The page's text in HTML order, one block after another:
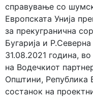
справување со
Европската Унија
за прекугранична
Бугарија и
31.08.2021 година,
на Водечкиот
Општини, Република
состанок на